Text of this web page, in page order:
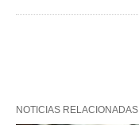
NOTICIAS RELACIONADAS